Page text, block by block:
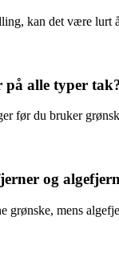
kan det være
alle typer
før du bruker
og
grønske, mens